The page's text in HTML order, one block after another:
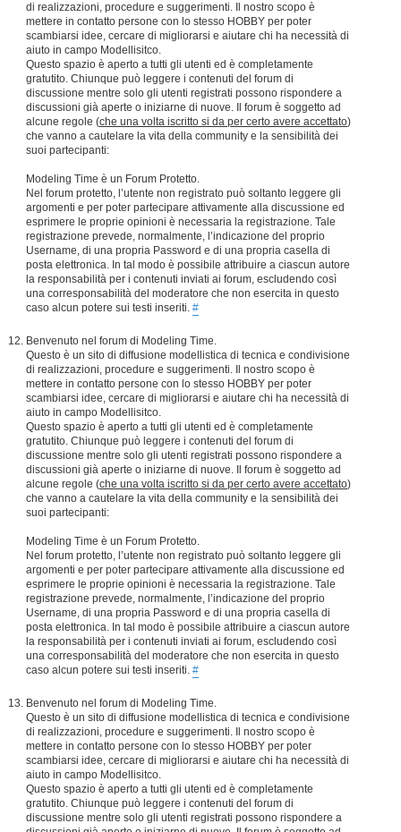
di realizzazioni, procedure e suggerimenti. Il nostro scopo è
mettere in contatto persone con lo stesso HOBBY per poter
scambiarsi idee, cercare di migliorarsi e aiutare chi ha necessità di
aiuto in campo Modellisitco.
Questo spazio è aperto a tutti gli utenti ed è completamente
gratutito. Chiunque può leggere i contenuti del forum di
discussione mentre solo gli utenti registrati possono rispondere a
discussioni già aperte o iniziarne di nuove. Il forum è soggetto ad
alcune regole (che una volta iscritto si da per certo avere accettato)
che vanno a cautelare la vita della community e la sensibilità dei
suoi partecipanti:
Modeling Time è un Forum Protetto.
Nel forum protetto, l’utente non registrato può soltanto leggere gli
argomenti e per poter partecipare attivamente alla discussione ed
esprimere le proprie opinioni è necessaria la registrazione. Tale
registrazione prevede, normalmente, l’indicazione del proprio
Username, di una propria Password e di una propria casella di
posta elettronica. In tal modo è possibile attribuire a ciascun autore
la responsabilità per i contenuti inviati ai forum, escludendo così
una corresponsabilità del moderatore che non esercita in questo
caso alcun potere sui testi inseriti. #
Benvenuto nel forum di Modeling Time.
Questo è un sito di diffusione modellistica di tecnica e condivisione
di realizzazioni, procedure e suggerimenti. Il nostro scopo è
mettere in contatto persone con lo stesso HOBBY per poter
scambiarsi idee, cercare di migliorarsi e aiutare chi ha necessità di
aiuto in campo Modellisitco.
Questo spazio è aperto a tutti gli utenti ed è completamente
gratutito. Chiunque può leggere i contenuti del forum di
discussione mentre solo gli utenti registrati possono rispondere a
discussioni già aperte o iniziarne di nuove. Il forum è soggetto ad
alcune regole (che una volta iscritto si da per certo avere accettato)
che vanno a cautelare la vita della community e la sensibilità dei
suoi partecipanti:
Modeling Time è un Forum Protetto.
Nel forum protetto, l’utente non registrato può soltanto leggere gli
argomenti e per poter partecipare attivamente alla discussione ed
esprimere le proprie opinioni è necessaria la registrazione. Tale
registrazione prevede, normalmente, l’indicazione del proprio
Username, di una propria Password e di una propria casella di
posta elettronica. In tal modo è possibile attribuire a ciascun autore
la responsabilità per i contenuti inviati ai forum, escludendo così
una corresponsabilità del moderatore che non esercita in questo
caso alcun potere sui testi inseriti. #
Benvenuto nel forum di Modeling Time.
Questo è un sito di diffusione modellistica di tecnica e condivisione
di realizzazioni, procedure e suggerimenti. Il nostro scopo è
mettere in contatto persone con lo stesso HOBBY per poter
scambiarsi idee, cercare di migliorarsi e aiutare chi ha necessità di
aiuto in campo Modellisitco.
Questo spazio è aperto a tutti gli utenti ed è completamente
gratutito. Chiunque può leggere i contenuti del forum di
discussione mentre solo gli utenti registrati possono rispondere a